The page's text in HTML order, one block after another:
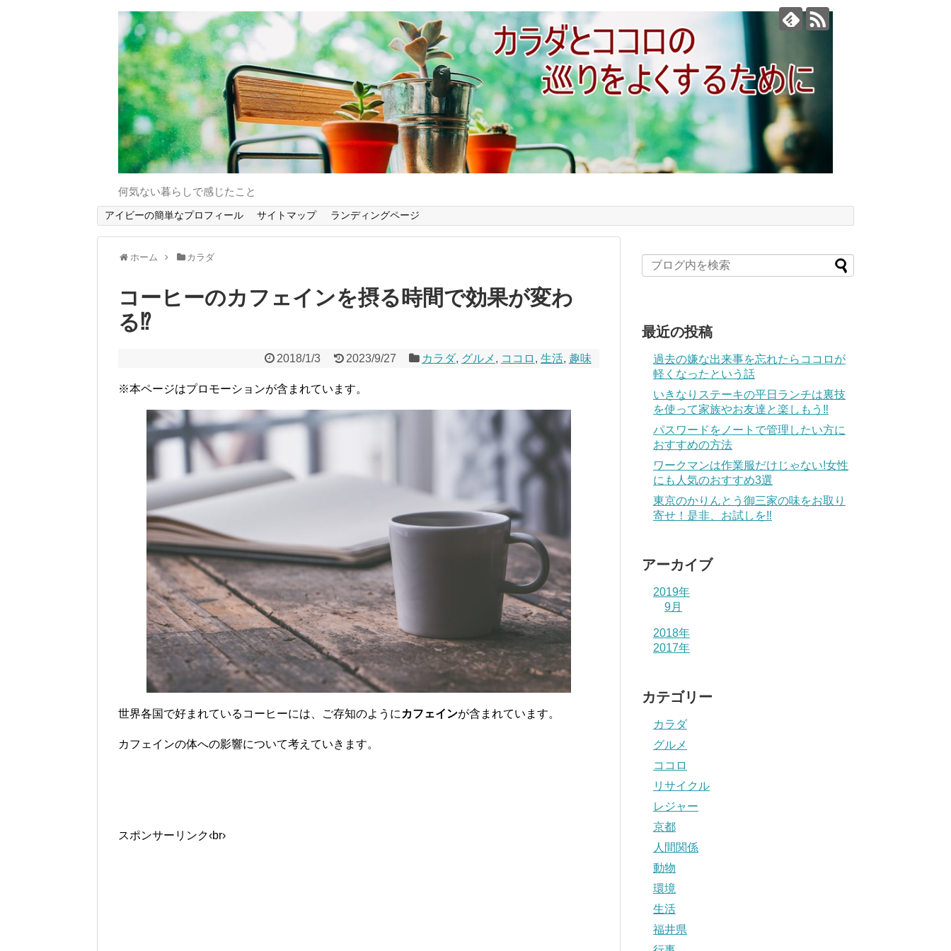
何気ない暮らしで感じたこと
アイビーの簡単なプロフィール サイトマップ ランディングページ
ホーム カラダ
コーヒーのカフェインを摂る時間で効果が変わ
る⁉
2018/1/3 2023/9/27 カラダ, グルメ , ココロ , 生活, 趣味
※本ページはプロモーションが含まれています。
世界各国で好まれているコーヒーには、ご存知のように カフェインが含まれています。
カフェインの体への影響について考えていきます。
スポンサーリンク‹br›
最近の投稿
過去の嫌な出来事を忘れたらココロが
軽くなったという話
いきなりステーキの平日ランチは裏技
を使って家族やお友達と楽しもう‼
パスワードをノートで管理したい方に
おすすめの方法
ワークマンは作業服だけじゃない!女性
にも人気のおすすめ3選
東京のかりんとう御三家の味をお取り
寄せ！是非、お試しを‼
アーカイブ
2019年
9月
2018年
2017年
カテゴリー
カラダ
グルメ
ココロ
リサイクル
レジャー
京都
人間関係
動物
環境
生活
福井県